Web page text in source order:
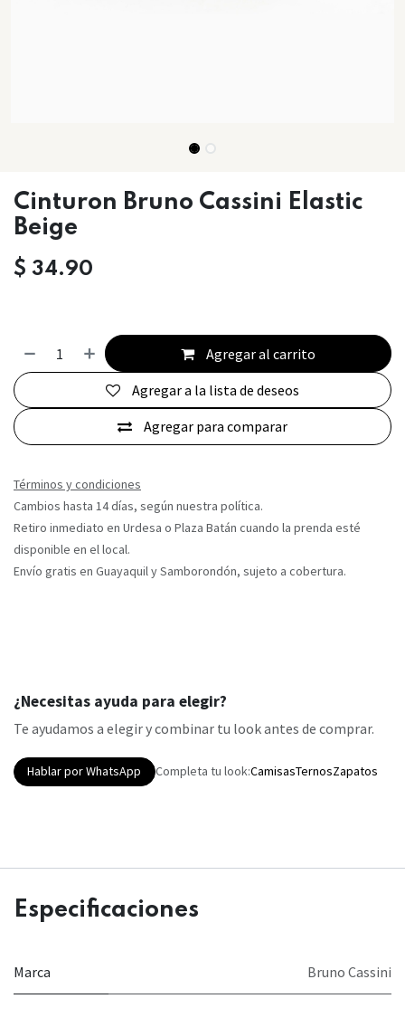
Cinturon Bruno Cassini Elastic
Beige
$ 34.90
Agregar al carrito
Agregar para comparar
Agregar a la lista de deseos
Términos y condiciones
Cambios hasta 14 días, según nuestra política.
Retiro inmediato en Urdesa o Plaza Batán cuando la prenda esté
disponible en el local.
Envío gratis en Guayaquil y Samborondón, sujeto a cobertura.
¿Necesitas ayuda para elegir?
Te ayudamos a elegir y combinar tu look antes de comprar.
Hablar por WhatsApp Completa tu look:CamisasTernosZapatos
Especificaciones
Marca Bruno Cassini